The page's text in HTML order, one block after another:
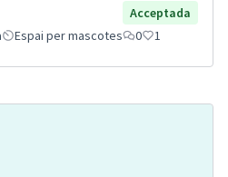
Acceptada
Espai per mascotes 0 1